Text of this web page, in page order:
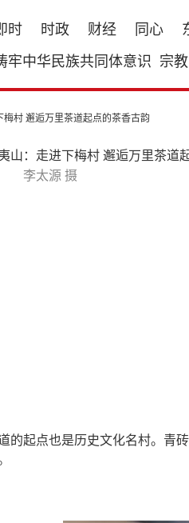
时 时政 财经 同心
牢中华民族共同体意识 宗教
梅村 邂逅万里茶道起点的茶香古韵
李太源 摄
的起点也是历史文化名村。青